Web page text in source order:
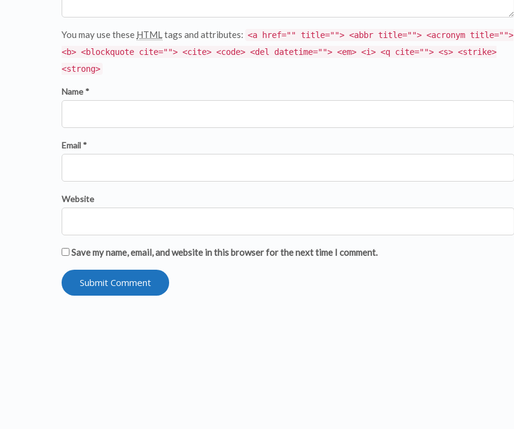
You may use these HTMLtags and attributes: <a href="" title=""> <abbr title=""> <acronym title="">
<b> <blockquote cite=""> <cite> <code> <del datetime=""> <em> <i> <q cite=""> <s> <strike>
<strong>
Name *
Email *
Website
Save my name, email, and website in this browser for the next time I comment.